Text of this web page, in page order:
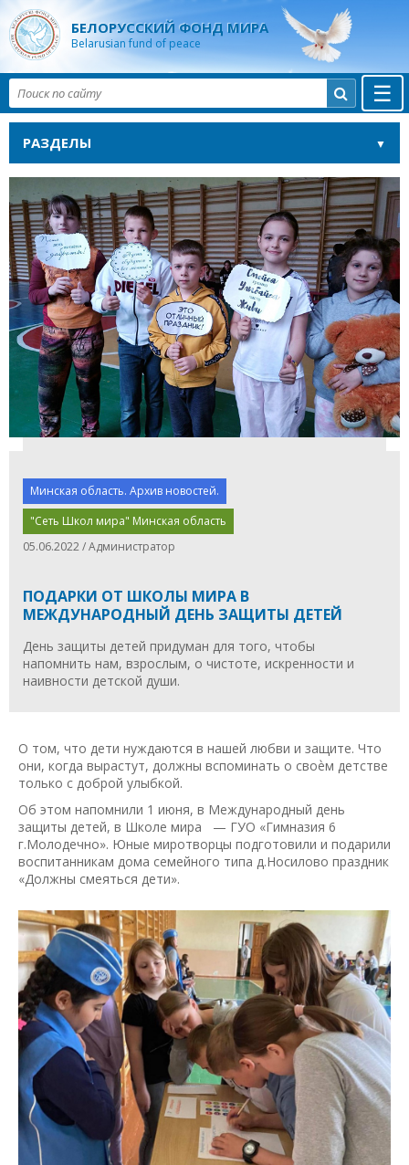
БЕЛОРУССКИЙ ФОНД МИРА
Belarusian fund of peace
☰

РАЗДЕЛЫ
Минская область. Архив новостей.
"Сеть Школ мира" Минская область
05.06.2022 / Администратор
ПОДАРКИ ОТ ШКОЛЫ МИРА В
МЕЖДУНАРОДНЫЙ ДЕНЬ ЗАЩИТЫ ДЕТЕЙ
День защиты детей придуман для того, чтобы
напомнить нам, взрослым, о чистоте, искренности и
наивности детской души.
О том, что дети нуждаются в нашей любви и защите. Что
они, когда вырастут, должны вспоминать о своѐм детстве
только с доброй улыбкой.
Об этом напомнили 1 июня, в Международный день
защиты детей, в Школе мира — ГУО «Гимназия 6
г.Молодечно». Юные миротворцы подготовили и подарили
воспитанникам дома семейного типа д.Носилово праздник
«Должны смеяться дети».